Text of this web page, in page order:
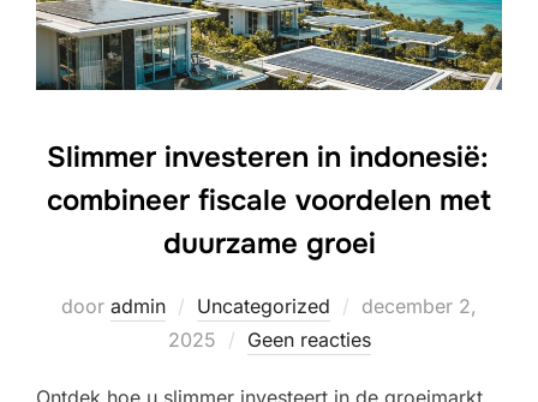
Slimmer investeren in indonesië:
combineer fiscale voordelen met
duurzame groei
door admin Uncategorized
Geplaatst
op
december 2,
2025
Geen reacties
Ontdek hoe u slimmer investeert in de groeimarkt